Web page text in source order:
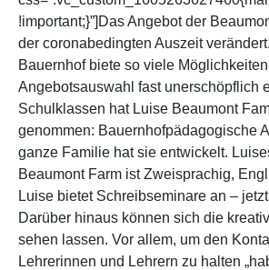
!important;}”]Das Angebot der
der coronabedingten Auszeit
Bauernhof biete so viele
Angebotsauswahl fast unerschöpflich
Schulklassen hat Luise Beaumont
genommen: Bauernhofpädagogische
ganze Familie hat sie entwickelt.
Beaumont Farm ist Zweisprachig,
Luise bietet Schreibseminare an –
Darüber hinaus können sich die
sehen lassen. Vor allem, um den
Lehrerinnen und Lehrern zu halten